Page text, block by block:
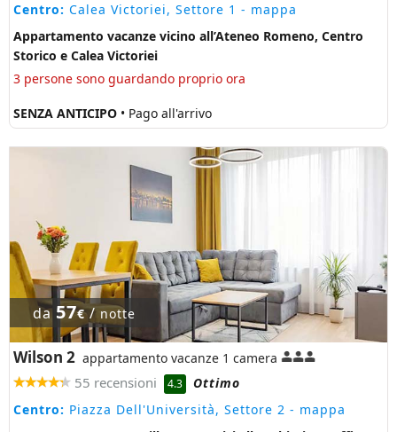
Centro: Calea Victoriei, Settore 1 - mappa
Appartamento vacanze vicino all’Ateneo Romeno, Centro
Storico e Calea Victoriei
3 persone sono guardando proprio ora
SENZA ANTICIPO • Pago all'arrivo
da 57€/ notte
Wilson 2 appartamento vacanze 1 camera
55 recensioni 4.3
Ottimo
Centro: Piazza Dell'Università, Settore 2 - mappa